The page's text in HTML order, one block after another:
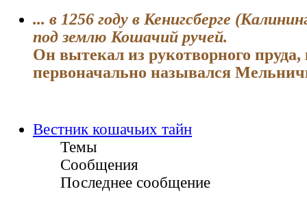
... в 1256 году в Кенигсберге
под землю Кошачий ручей.
Он вытекал из рукотворного
первоначально назывался
Вестник кошачьих тайн
Темы
Сообщения
Последнее сообщение